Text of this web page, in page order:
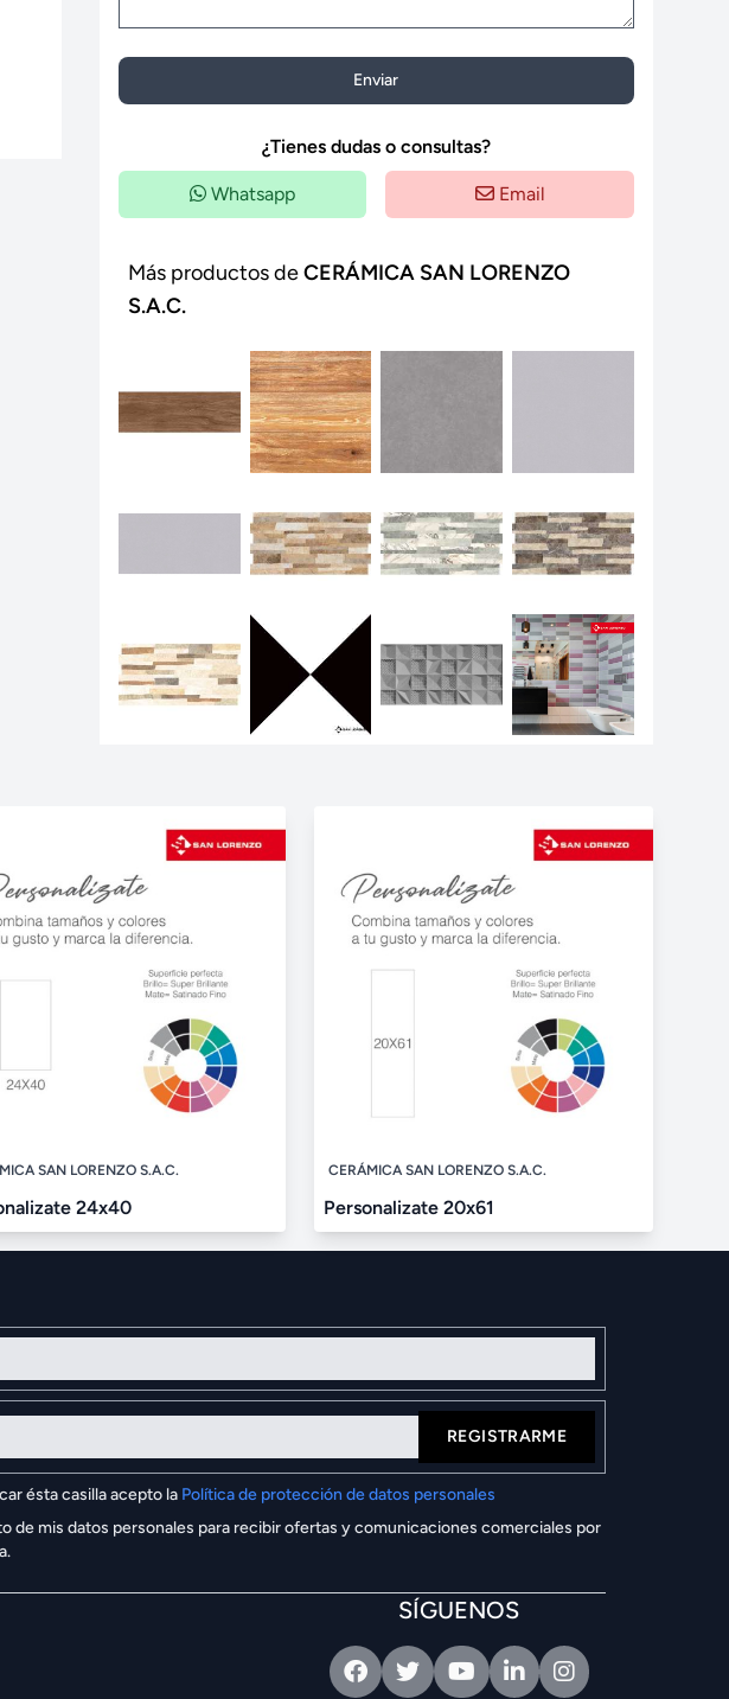
Enviar
¿Tienes dudas o consultas?
Whatsapp Email
Más productos deCERÁMICA SAN LORENZO
S.A.C.
SAN LORENZO S.A.C.
24x40
CERÁMICA SAN LORENZO S.A.C.
Personalizate 20x61
REGISTRARME
ésta casilla acepto la Política de protección de datos personales
de mis datos personales para recibir ofertas y comunicaciones comerciales por
SÍGUENOS
FacebookTwitterYoutubeLinkedinIntagram